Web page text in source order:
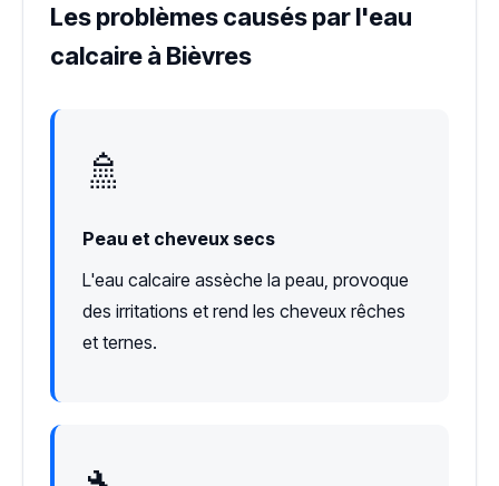
Les problèmes causés par l'eau
calcaire à Bièvres
🚿
Peau et cheveux secs
L'eau calcaire assèche la peau, provoque
des irritations et rend les cheveux rêches
et ternes.